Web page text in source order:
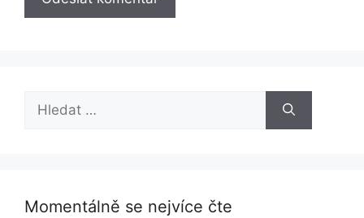
Momentálně se nejvíce čte